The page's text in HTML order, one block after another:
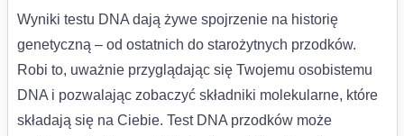
Wyniki testu DNA dają żywe spojrzenie na historię
genetyczną – od ostatnich do starożytnych przodków.
Robi to, uważnie przyglądając się Twojemu osobistemu
DNA i pozwalając zobaczyć składniki molekularne, które
składają się na Ciebie. Test DNA przodków może